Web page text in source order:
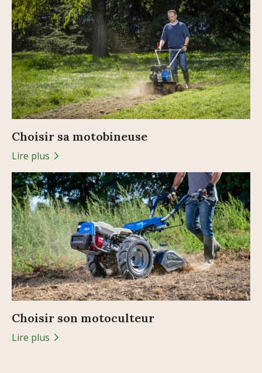
Choisir sa motobineuse
Lire plus
Choisir son motoculteur
Lire plus